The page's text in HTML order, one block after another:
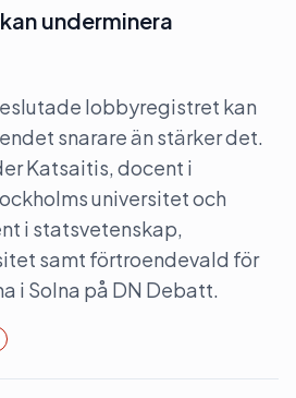
underminera
lobbyregistret kan
snarare än stärker det.
Katsaitis, docent i
universitet och
i statsvetenskap,
samt förtroendevald för
i Solna på DN Debatt.